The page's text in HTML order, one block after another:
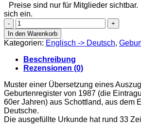
Preise sind nur für Mitglieder sichtbar.
sich ein.
Exctract
of
an
entry
in
a
register
of
births,
Schottland,
1987
Menge
In den Warenkorb
Kategorien: Englisch -> Deutsch,
Beschreibung
Rezensionen (0)
Muster einer Übersetzung eines
Geburtenregister von 1987 (die
60er Jahren) aus Schottland, aus dem
Deutsche.
Die ausgefüllte Urkunde hat rund 33